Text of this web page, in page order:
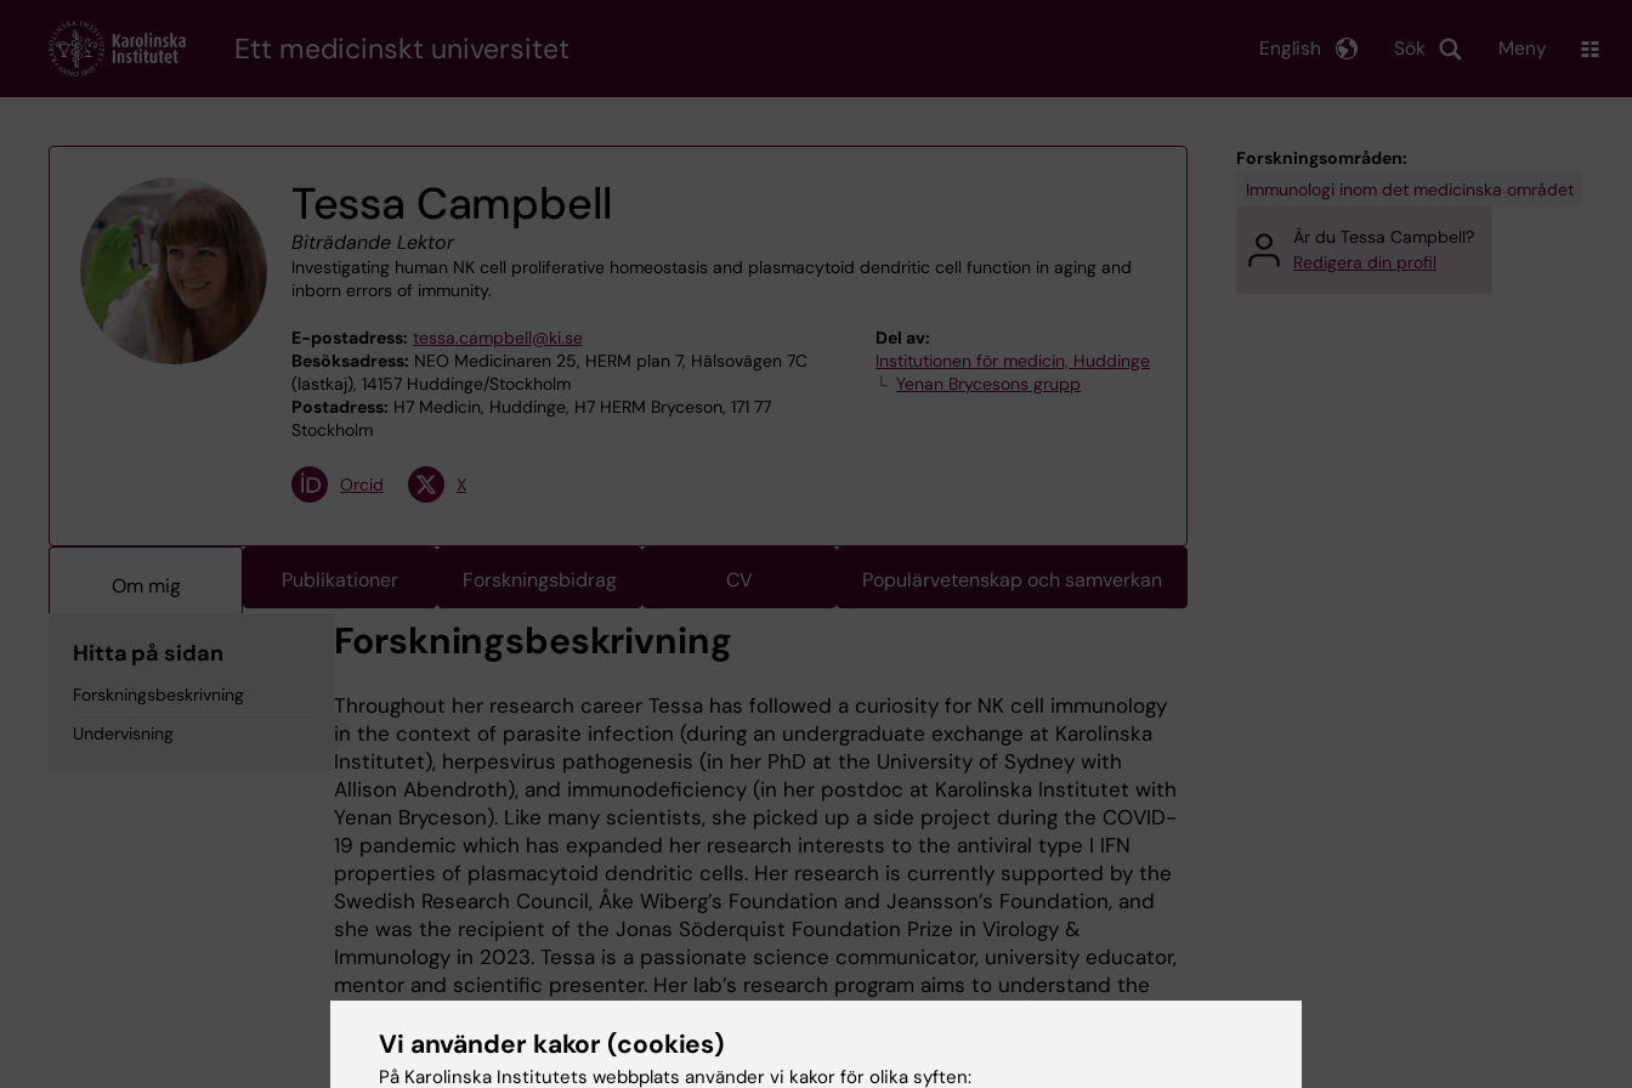
content
Ett medicinskt universitet Sök
English Meny
Tessa Campbell
Biträdande Lektor
Investigating human NK cell proliferative homeostasis and plasmacytoid dendritic cell function in aging and
inborn errors of immunity.
E-postadress: tessa.campbell@ki.se
Besöksadress: NEO Medicinaren 25, HERM plan 7, Hälsovägen 7C
(lastkaj), 14157 Huddinge/Stockholm
Postadress: H7 Medicin, Huddinge, H7 HERM Bryceson, 171 77
Stockholm
Del av:
Institutionen för medicin, Huddinge
Yenan Brycesons grupp
Orcid X
Om mig Publikationer Forskningsbidrag CV Populärvetenskap och samverkan
Hitta på sidan
Forskningsbeskrivning
Undervisning
Forskningsbeskrivning
Throughout her research career Tessa has followed a curiosity for NK cell immunology
in the context of parasite infection (during an undergraduate exchange at Karolinska
Institutet), herpesvirus pathogenesis (in her PhD at the University of Sydney with
Allison Abendroth), and immunodeficiency (in her postdoc at Karolinska Institutet with
Yenan Bryceson). Like many scientists, she picked up a side project during the COVID-
19 pandemic which has expanded her research interests to the antiviral type I IFN
properties of plasmacytoid dendritic cells. Her research is currently supported by the
Swedish Research Council, Åke Wiberg’s Foundation and Jeansson’s Foundation, and
she was the recipient of the Jonas Söderquist Foundation Prize in Virology &
Immunology in 2023. Tessa is a passionate science communicator, university educator,
mentor and scientific presenter. Her lab’s research program aims to understand the
potential in viral disease and aging.
Forskningsområden:
Immunologi inom det medicinska området
Är du Tessa Campbell?
Redigera din profil
Vi använder kakor (cookies)
På Karolinska Institutets webbplats använder vi kakor för olika syften: